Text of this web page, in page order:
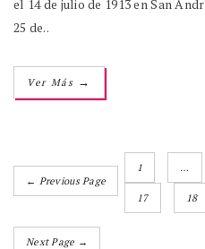
el 14 de julio de 1913 en San
25 de..
Ver Más →
← Previous Page
1 …
17 18
Next Page →